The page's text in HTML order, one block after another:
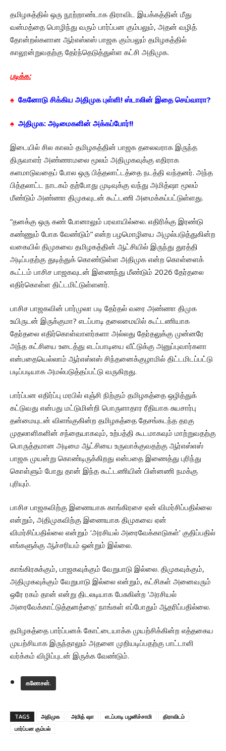
தமிழகத்தில் ஒரு நூற்றாண்டாக திராவிட இயக்கத்தின் மீது
வன்மத்தை பொழிந்து வரும் பார்ப்பன கும்பலும், அதன் வழித்
தோன்றல்களான ஆர்எஸ்எஸ் பாஜக கும்பலும் தமிழகத்தில்
காலூன்றுவதற்கு தேர்ந்தெடுத்துள்ள கட்சி அதிமுக.
படிக்க:
♠ கேனோடு சிக்கிய அதிமுக புள்ளி! ஸ்டாலின் இதை செய்வாரா?
♠ அதிமுக: அடிமைகளின் அக்கப்போர்!!
இடையில் சில காலம் தமிழகத்தின் பாஜக தலைவராக இருந்த
திருவாளர் அண்ணாமலை மூலம் அதிமுகவுக்கு எதிராக
களமாடுவதைப் போல ஒரு பித்தலாட்டத்தை நடத்தி வந்தனர். அந்த
பித்தலாட்ட நாடகம் தற்போது முடிவுக்கு வந்து அமித்ஷா மூலம்
மீண்டும் அண்ணா திமுகவுடன் கூட்டணி அமைக்கப்பட்டுள்ளது.
“தனக்கு ஒரு கண் போனாலும் பரவாயில்லை. எதிரிக்கு இரண்டு
கண்ணும் போக வேண்டும்” என்ற பழமொழியை அமுல்படுத்துகின்ற
வகையில் திமுகவை தமிழகத்தின் ஆட்சியில் இருந்து துரத்தி
அடிப்பதற்கு துடித்துக் கொண்டுள்ள அதிமுக என்ற கொள்ளைக்
கூட்டம் பாசிச பாஜகவுடன் இணைந்து மீண்டும் 2026 தேர்தலை
எதிர்கொள்ள திட்டமிட்டுள்ளனர்.
பாசிச பாஜகவின் பார்முலா படி தேர்தல் வரை அண்ணா திமுக
உயிருடன் இருக்குமா? எடப்பாடி தலைமையில் கூட்டணியாக
தேர்தலை எதிர்கொள்வாளர்களா அல்லது தேர்தலுக்கு முன்னரே
அந்த கட்சியை உடைத்து எடப்பாடியை வீட்டுக்கு அனுப்புவார்களா
என்பதையெல்லாம் ஆர்எஸ்எஸ் சிந்தனைக்குழாமில் திட்டமிடப்பட்டு
படிப்படியாக அமல்படுத்தப்பட்டு வருகிறது.
பார்ப்பன எதிர்ப்பு மரபில் எஞ்சி நிற்கும் தமிழகத்தை ஒழித்துக்
கட்டுவது என்பது மட்டுமின்றி பொருளாதார ரீதியாக சுயசார்பு
தன்மையுடன் விளங்குகின்ற தமிழகத்தை தேசங்கடந்த தரகு
முதலாளிகளின் சந்தையாகவும், உற்பத்தி கூடமாகவும் மாற்றுவதற்கு
பொருத்தமான அடிமை ஆட்சியை உருவாக்குவதற்கு ஆர்எஸ்எஸ்
பாஜக முயன்று கொண்டிருக்கிறது என்பதை இணைத்து புரிந்து
கொள்ளும் போது தான் இந்த கூட்டணியின் பின்னணி நமக்கு
புரியும்.
பாசிச பாஜகவிற்கு இணையாக காங்கிரசை ஏன் விமர்சிப்பதில்லை
என்றும், அதிமுகவிற்கு இணையாக திமுகவை ஏன்
விமர்சிப்பதில்லை என்றும் ‘அரசியல் அரைவேக்காடுகள்’ குதிப்பதில்
எங்களுக்கு ஆச்சரியம் ஒன்றும் இல்லை.
காங்கிரசுக்கும், பாஜகவுக்கும் வேறுபாடு இல்லை. திமுகவுக்கும்,
அதிமுகவுக்கும் வேறுபாடு இல்லை என்றும், கட்சிகள் அனைவரும்
ஒரே ரகம் தான் என்று திடலடியாக பேசுகின்ற ‘அரசியல்
அரைவேக்காட்டுத்தனத்தை’ நாங்கள் எப்போதும் ஆதரிப்பதில்லை.
தமிழகத்தை பார்ப்பனக் கோட்டையாக்க முயற்சிக்கின்ற எத்தகைய
முயற்சியாக இருந்தாலும் அதனை முறியடிப்பதற்கு பாட்டாளி
வர்க்கம் விழிப்புடன் இருக்க வேண்டும்.
கணேசன்.
TAGS அதிமுக அமித் ஷா எடப்பாடி பழனிச்சாமி
திராவிடம்
பார்ப்பன கும்பல்